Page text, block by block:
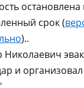
остановлена
срок (
)..
и